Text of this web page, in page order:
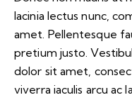
lacinia lectus nunc,
amet. Pellentesque
pretium justo.
dolor sit amet,
viverra iaculis arcu ac